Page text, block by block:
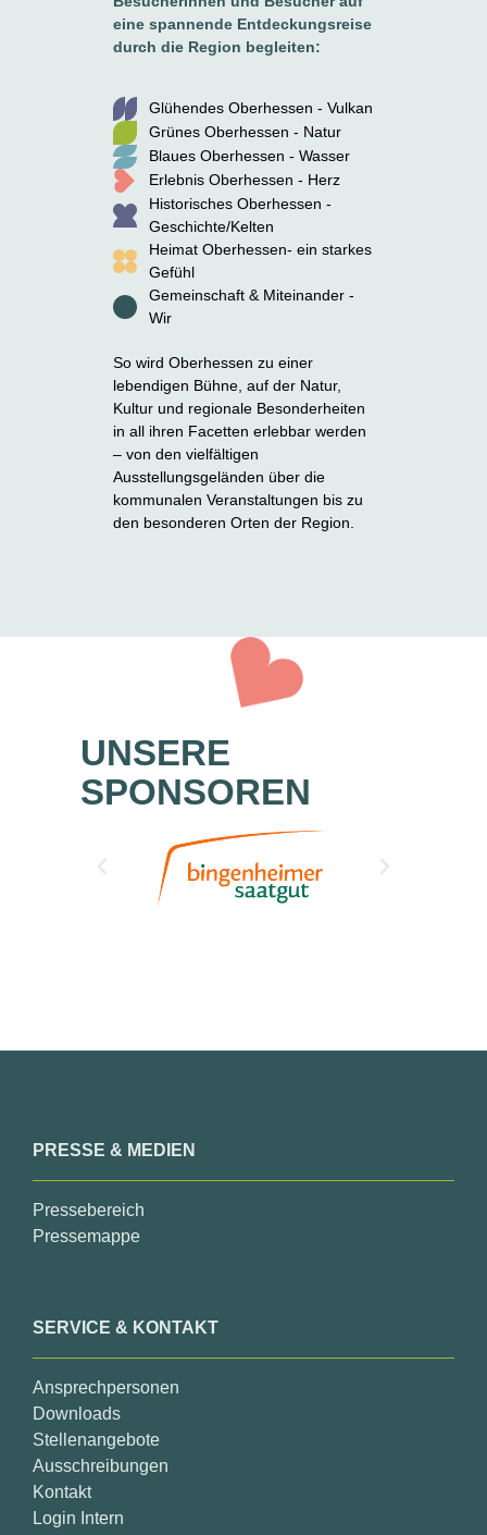
eine spannende Entdeckungsreise
durch die Region begleiten:
Glühendes Oberhessen - Vulkan
Grünes Oberhessen - Natur
Blaues Oberhessen - Wasser
Erlebnis Oberhessen - Herz
Historisches Oberhessen -
Geschichte/Kelten
Heimat Oberhessen- ein starkes
Gefühl
Gemeinschaft & Miteinander -
Wir
So wird Oberhessen zu einer
lebendigen Bühne, auf der Natur,
Kultur und regionale Besonderheiten
in all ihren Facetten erlebbar werden
– von den vielfältigen
Ausstellungsgeländen über die
kommunalen Veranstaltungen bis zu
den besonderen Orten der Region.
UNSERE
SPONSOREN
PRESSE & MEDIEN
Pressebereich
Pressemappe
SERVICE & KONTAKT
Ansprechpersonen
Downloads
Stellenangebote
Ausschreibungen
Kontakt
Login Intern